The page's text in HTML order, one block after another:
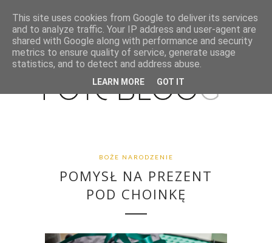
BOŻE NARODZENIE
POMYSŁ NA PREZENT
POD CHOINKĘ
This site uses cookies from Google to deliver its services
and to analyze traffic. Your IP address and user-agent are
shared with Google along with performance and security
metrics to ensure quality of service, generate usage
statistics, and to detect and address abuse.
LEARN MORE GOT IT